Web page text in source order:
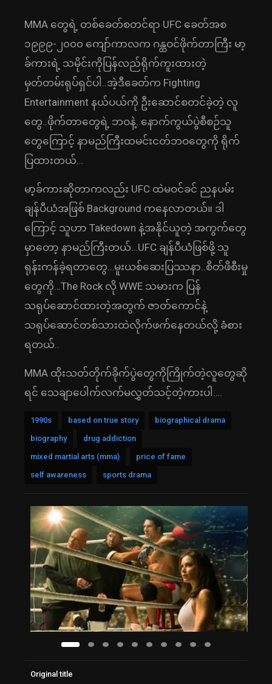
MMA တွေရဲ့ တစ်ခေတ်စတင်ရာ UFC ခေတ်အစ
၁၉၉၉-၂၀၀၀ ကျော်ကာလက ဂန္ထဝင်ဖိုက်တာကြီး မာ့
ခ်ကားရဲ့ သမိုင်းကိုပြန်လည်ရိုက်ကူးထားတဲ့
မှတ်တမ်းရုပ်ရှင်ပါ..အဲ့ဒီခေတ်က Fighting
Entertainment နယ်ပယ်ကို ဦးဆောင်စတင်ခဲ့တဲ့ လူ
တွေ..ဖိုက်တာတွေရဲ့ ဘဝနဲ့..နောက်ကွယ်ပွဲစီစဉ်သူ
တွေကြောင့် နာမည်ကြီးထမင်းငတ်ဘဝတွေကို ရိုက်
ပြထားတယ်…
မာ့ခ်ကားဆိုတာကလည်း UFC ထဲမဝင်ခင် ညနပမ်း
ချန်ပီယံအဖြစ် Background ကနေလာတယ်။ ဒါ
ကြောင့် သူဟာ Takedown နဲ့အနိုင်ယူတဲ့ အကွက်တွေ
မှာတော့ နာမည်ကြီးတယ်…UFC ချန်ပီယံဖြစ်ဖို့ သူ
ရုန်းကန်ခဲ့ရတာတွေ…မူးယစ်ဆေးပြဿနာ..စိတ်ဖိစီးမှု
တွေကို…The Rock လို WWE သမားက ပြန်
သရုပ်ဆောင်ထားတဲ့အတွက် ဇာတ်ကောင်နဲ့
သရုပ်ဆောင်တစ်သားထဲလိုက်ဖက်နေတယ်လို့ ခံစား
ရတယ်..
MMA ထိုးသတ်တိုက်ခိုက်ပွဲတွေကိုကြိုက်တဲ့လူတွေဆို
ရင် သေချာပေါက်လက်မလွှတ်သင့်တဲ့ကားပါ….
1990s based on true story
biographical drama
biography
drug addiction
mixed martial arts (mma)
price of fame
self awareness
sports drama
Original title